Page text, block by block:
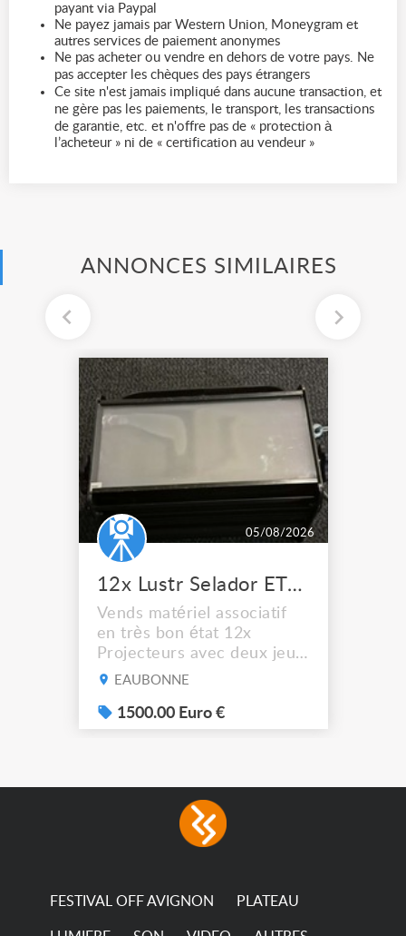
payant via Paypal
Ne payez jamais par Western Union, Moneygram et
autres services de paiement anonymes
Ne pas acheter ou vendre en dehors de votre pays. Ne
pas accepter les chèques des pays étrangers
Ce site n'est jamais impliqué dans aucune transaction, et
ne gère pas les paiements, le transport, les transactions
de garantie, etc. et n'offre pas de « protection à
l’acheteur » ni de « certification au vendeur »
ANNONCES SIMILAIRES
05/08/2026
12x Lustr Selador ETC Led 7x colors filtres
Vends matériel associatif
en très bon état 12x
Projecteurs avec deux jeux
de filtre filtre Lustr Selador
system – seven colour
LEDs providing the
with low power
consumption The
EAUBONNE
1500.00 Euro €
FESTIVAL OFF AVIGNON PLATEAU